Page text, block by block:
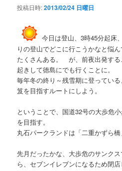
投稿日時:2013/02/24 日曜日
今日は登山、3時45分起
りの登山でどこに行こうかなと悩
たくさんある。 が、前夜出発す
起きして徳島にでも行くことに。
毎年冬の終り～残雪期に登ってい
笈を目指すルートにしよう。
ということで、国道32号の大歩危
を目指す。
丸石パークランドは「二重かずら橋
先月だったかな、大歩危のサンク
ら、セブンイレブンになるため閉